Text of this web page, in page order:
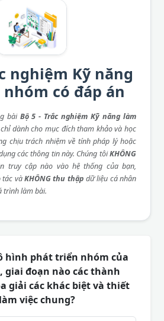
nghiệm Kỹ năng
có đáp án
bài Bộ 5 - Trắc nghiệm Kỹ năng làm
chỉ dành cho mục đích tham khảo và học
chịu trách nhiệm về tính pháp lý hoặc
các thông tin này. Chúng tôiKHÔNG
truy cập nào vào hệ thống của bạn,
tác vàKHÔNG thu thập dữ liệu cá nhân
trình làm bài.
hình phát triển nhóm của
giai đoạn nào các thành
giải các khác biệt và thiết
việc chung?